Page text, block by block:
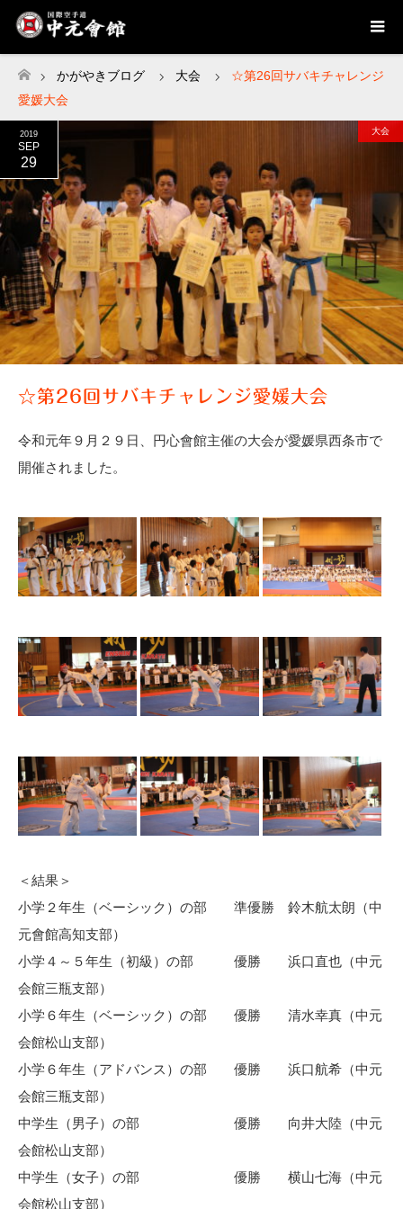
ホーム
かがやきブログ 大会
☆第26回サバキチャレンジ
愛媛大会
2019
SEP
29
大会
☆第26回サバキチャレンジ愛媛大会
令和元年９月２９日、円心會館主催の大会が愛媛県西条市で
開催されました。
＜結果＞
小学２年生（ベーシック）の部 準優勝 鈴木航太朗（中
元會館高知支部）
小学４～５年生（初級）の部 優勝 浜口直也（中元
会館三瓶支部）
小学６年生（ベーシック）の部 優勝 清水幸真（中元
会館松山支部）
小学６年生（アドバンス）の部 優勝 浜口航希（中元
会館三瓶支部）
中学生（男子）の部 優勝 向井大陸（中元
会館松山支部）
中学生（女子）の部 優勝 横山七海（中元
会館松山支部）